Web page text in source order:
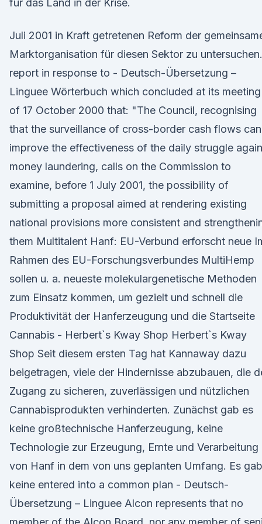
für das Land in der Krise.
Juli 2001 in Kraft getretenen Reform der
Marktorganisation für diesen Sektor zu untersuchen.
report in response to - Deutsch-Übersetzung –
Linguee Wörterbuch which concluded at its meeting
of 17 October 2000 that: "The Council, recognising
that the surveillance of cross-border cash flows can
improve the effectiveness of the daily struggle
money laundering, calls on the Commission to
examine, before 1 July 2001, the possibility of
submitting a proposal aimed at rendering existing
national provisions more consistent and
them Multitalent Hanf: EU-Verbund erforscht neue
Rahmen des EU-Forschungsverbundes MultiHemp
sollen u. a. neueste molekulargenetische Methoden
zum Einsatz kommen, um gezielt und schnell die
Produktivität der Hanferzeugung und die Startseite
Cannabis - Herbert`s Kway Shop Herbert`s Kway
Shop Seit diesem ersten Tag hat Kannaway dazu
beigetragen, viele der Hindernisse abzubauen, die
Zugang zu sicheren, zuverlässigen und nützlichen
Cannabisprodukten verhinderten. Zunächst gab es
keine großtechnische Hanferzeugung, keine
Technologie zur Erzeugung, Ernte und Verarbeitung
von Hanf in dem von uns geplanten Umfang. Es gab
keine entered into a common plan - Deutsch-
Übersetzung – Linguee Alcon represents that no